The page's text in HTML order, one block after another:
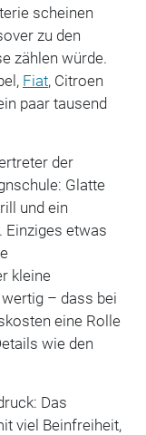
scheinen
zu den
zählen würde.
Fiat, Citroen
paar tausend
der
Glatte
und ein
Einziges etwas
kleine
– dass bei
eine Rolle
wie den
Das
viel Beinfreiheit,